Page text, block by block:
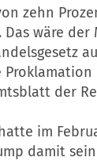
zehn
Das wäre
der
im
damit